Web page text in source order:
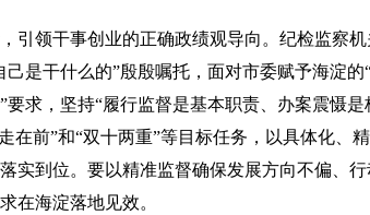
领干事创业的正确政绩观导向。纪检监察机
是干什么的”殷殷嘱托，面对市委赋予海淀
要求，坚持“履行监督是基本职责、办案震慑
在前”和“双十两重”等目标任务，以具体化、
实到位。要以精准监督确保发展方向不偏、
在海淀落地见效。